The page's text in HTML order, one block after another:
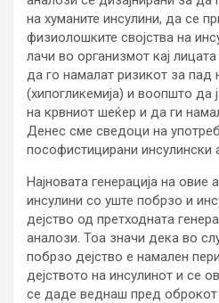
на хуманите инсулини, да се
физиолошките својства на
лачи во организмот кај
да го намалат ризикот за пад
(хипогликемија) и воопшто да
на крвниот шеќер и да ги
Денес сме сведоци на
пософистицирани инсулински
Најновата генерација на овие
инсулини со уште побрзо и
дејство од претходната
аналози. Тоа значи дека во
побрзо дејство е намален
дејството на инсулинот и се
се даде веднаш пред